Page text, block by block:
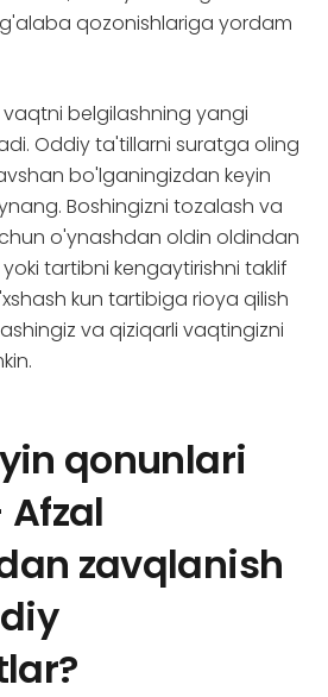
qozonishlariga yordam
belgilashning yangi
Oddiy ta'tillarni suratga oling
bo'lganingizdan keyin
Boshingizni tozalash va
o'ynashdan oldin oldindan
tartibni kengaytirishni taklif
kun tartibiga rioya qilish
va qiziqarli vaqtingizni
qonunlari
zavqlanish